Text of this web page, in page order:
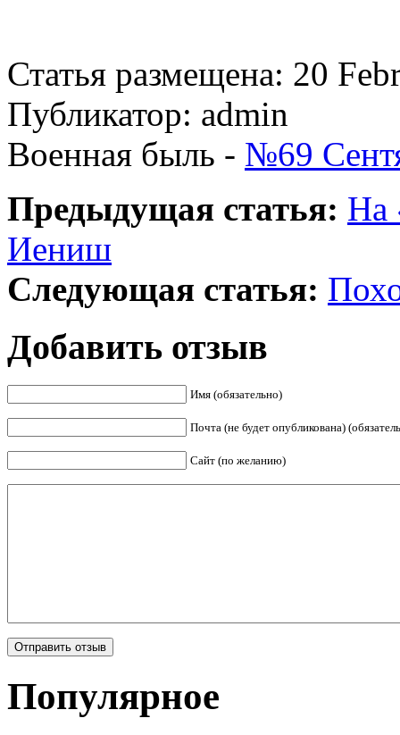
Статья размещена: 20
Публикатор: admin
Военная быль - №69
Предыдущая статья: На
Иениш
Следующая статья:
Добавить отзыв
Имя (обязательно)
Почта (не будет опубликована)
Сайт (по желанию)
Популярное